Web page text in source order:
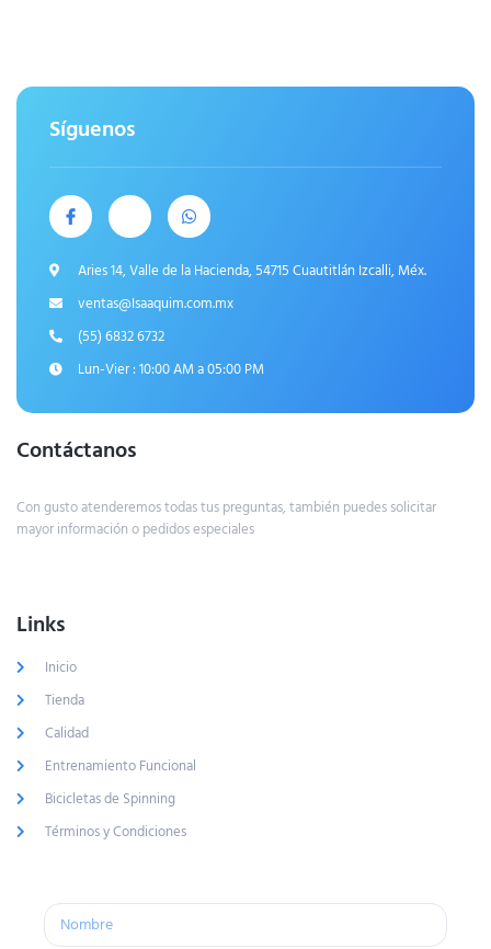
Síguenos
Aries 14, Valle de la Hacienda, 54715 Cuautitlán Izcalli, Méx.
ventas@Isaaquim.com.mx
(55) 6832 6732
Lun-Vier : 10:00 AM a 05:00 PM
Contáctanos
Con gusto atenderemos todas tus preguntas, también puedes solicitar
mayor información o pedidos especiales
Links
Inicio
Tienda
Calidad
Entrenamiento Funcional
Bicicletas de Spinning
Términos y Condiciones